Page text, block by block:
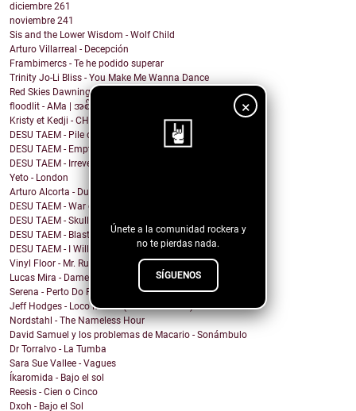
×
Únete a la comunidad rockera y
no te pierdas nada.
SÍGUENOS
diciembre 261
noviembre 241
Sis and the Lower Wisdom - Wolf Child
Arturo Villarreal - Decepción
Frambimercs - Te he podido superar
Trinity Jo-Li Bliss - You Make Me Wanna Dance
Red Skies Dawning - Obvious
floodlit - AMa | အစ်မ
Kristy et Kedji - CHOUYA CHOUYA
DESU TAEM - Pile of Shit on the Carpet
DESU TAEM - Empty. Hollowed Out
DESU TAEM - Irreverent Resident President
Yeto - London
Arturo Alcorta - Dualidad
DESU TAEM - War on Bullies
DESU TAEM - Skull and Crossbones
DESU TAEM - Blasted into Rebirth
DESU TAEM - I Will Not Be Assimilated
Vinyl Floor - Mr. Rubinstein - Single Edit
Lucas Mira - Dame alguna señal
Serena - Perto Do Fim
Jeff Hodges - Loco Motive (Music Row Mix)
Nordstahl - The Nameless Hour
David Samuel y los problemas de Macario - Sonámbulo
Dr Torralvo - La Tumba
Sara Sue Vallee - Vagues
Íkaromida - Bajo el sol
Reesis - Cien o Cinco
Dxoh - Bajo el Sol